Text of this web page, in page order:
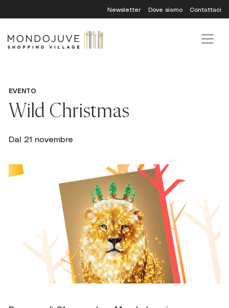
to
Newsletter Dove siamo Contattaci
EVENTO
Wild Christmas
Dal 21 novembre